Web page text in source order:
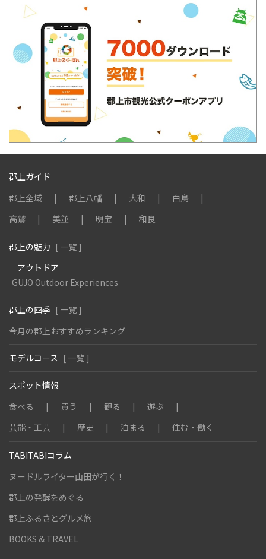
郡上ガイド
郡上全域
郡上八幡 大和
白鳥
高鷲
美並 明宝 和良
郡上の魅力 [ 一覧 ]
［アウトドア］
GUJO Outdoor Experiences
郡上の四季 [ 一覧 ]
今月の郡上おすすめランキング
モデルコース [ 一覧 ]
スポット情報
食べる
買う 観る
遊ぶ
芸能・工芸
歴史 泊まる 住む・働く
TABITABIコラム
ヌードルライター山田が行く！
郡上の発酵をめぐる
郡上ふるさとグルメ旅
BOOKS & TRAVEL